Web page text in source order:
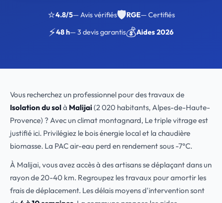
⭐4.8/5— Avis vérifiés🛡️RGE— Certifiés
⚡48 h— 3 devis garantis💰Aides 2026
Vous recherchez un professionnel pour des travaux de
Isolation du solà Malijai(2 020 habitants, Alpes-de-Haute-
Provence) ? Avec un climat montagnard, Le triple vitrage est
justifié ici. Privilégiez le bois énergie local et la chaudière
biomasse. La PAC air-eau perd en rendement sous -7°C.
À Malijai, vous avez accès à des artisans se déplaçant dans un
rayon de 20-40 km. Regroupez les travaux pour amortir les
frais de déplacement. Les délais moyens d'intervention sont